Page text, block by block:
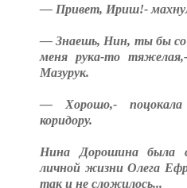
— Привет, Ириш!-
— Знаешь, Нин, ты бы со
меня рука-то
Мазурук.
— Хорошо,-
коридору.
Нина Дорошина была
личной жизни Олега
так и не сложилось...